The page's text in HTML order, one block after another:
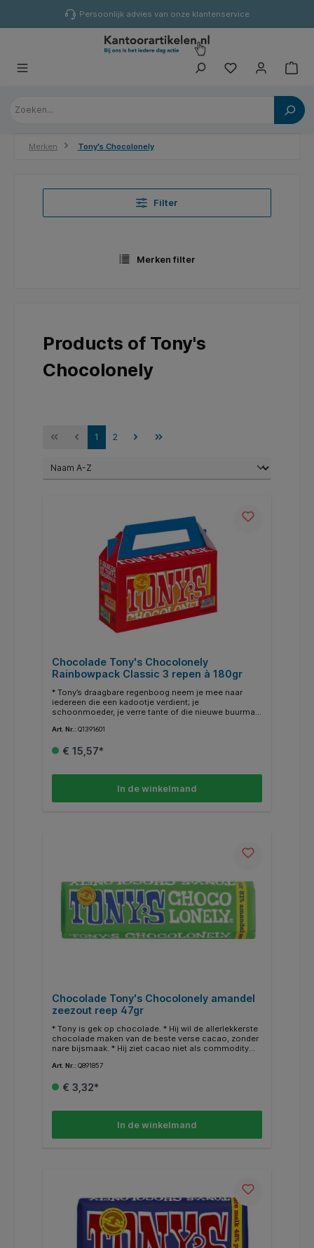
Persoonlijk advies van onze klantenservice
Merken Tony's Chocolonely
Filter
Merken filter
Products of Tony's
Chocolonely
1 2
Chocolade Tony's Chocolonely
Rainbowpack Classic 3 repen à 180gr
* Tony’s draagbare regenboog neem je mee naar
iedereen die een kadootje verdient; je
schoonmoeder, je verre tante of die nieuwe buurman.
favoriete smaken in melk, melk karamel zeezout en
nou blij van.. * Te bestellen als 3-pack, maar ook als
Art. Nr.: Q1391601
€ 15,57*
In de winkelmand
Chocolade Tony's Chocolonely amandel
zeezout reep 47gr
* Tony is gek op chocolade. * Hij wil de allerlekkerste
chocolade maken van de beste verse cacao, zonder
nare bijsmaak. * Hij ziet cacao niet als commodity
cacao rechtstreeks in bij de boerencoöperaties in
mee hebben. * Een belangrijke stap richting 100%
Art. Nr.: Q891857
€ 3,32*
In de winkelmand